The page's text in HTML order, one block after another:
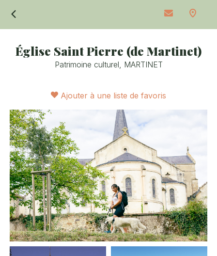
Église Saint Pierre (de Martinet)
Patrimoine culturel, MARTINET
Ajouter à une liste de favoris